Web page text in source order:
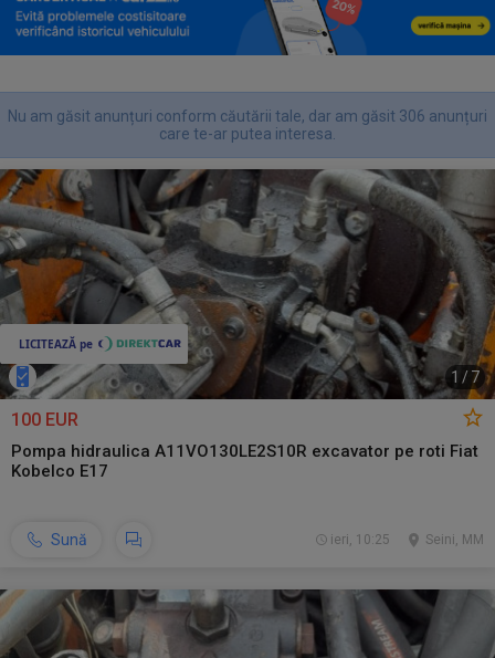
Nu am găsit anunțuri conform căutării tale, dar am găsit 306 anunțuri
care te-ar putea interesa.
1 / 7
100 EUR
Pompa hidraulica A11VO130LE2S10R excavator pe roti Fiat
Kobelco E17
Sună Seini, MM
ieri, 10:25